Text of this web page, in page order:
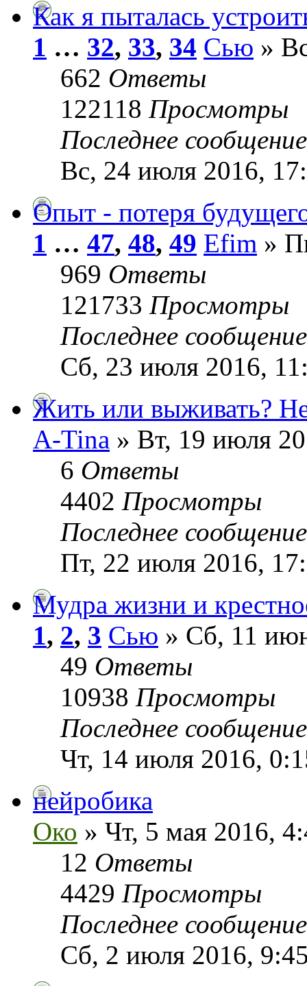
Как я пыталась
1 … 32, 33, 34 Сью »
662 Ответы
122118 Просмотры
Последнее
Вс, 24 июля 2016,
Опыт - потеря
1 … 47, 48, 49 Efim »
969 Ответы
121733 Просмотры
Последнее
Сб, 23 июля 2016,
Жить или выживать?
A-Tina » Вт, 19 июля
6 Ответы
4402 Просмотры
Последнее
Пт, 22 июля 2016,
Мудра жизни и
1, 2, 3 Сью » Сб, 11
49 Ответы
10938 Просмотры
Последнее
Чт, 14 июля 2016,
нейробика
Око » Чт, 5 мая 2016,
12 Ответы
4429 Просмотры
Последнее
Сб, 2 июля 2016,